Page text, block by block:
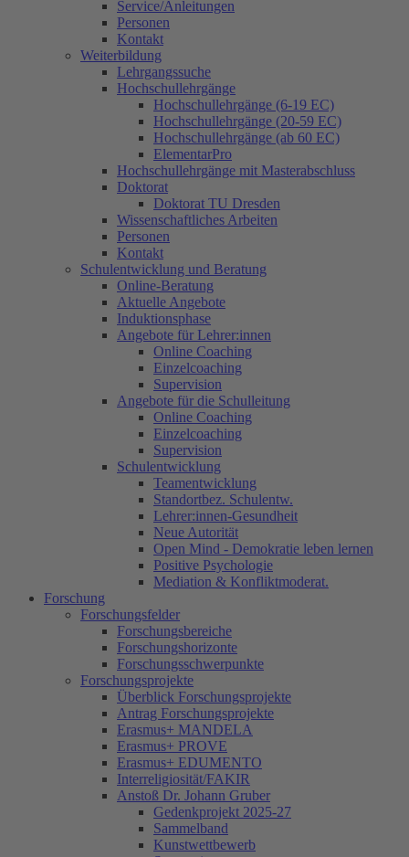
Service/Anleitungen
Personen
Kontakt
Weiterbildung
Lehrgangssuche
Hochschullehrgänge
Hochschullehrgänge (6-19 EC)
Hochschullehrgänge (20-59 EC)
Hochschullehrgänge (ab 60 EC)
ElementarPro
Hochschullehrgänge mit Masterabschluss
Doktorat
Doktorat TU Dresden
Wissenschaftliches Arbeiten
Personen
Kontakt
Schulentwicklung und Beratung
Online-Beratung
Aktuelle Angebote
Induktionsphase
Angebote für Lehrer:innen
Online Coaching
Einzelcoaching
Supervision
Angebote für die Schulleitung
Online Coaching
Einzelcoaching
Supervision
Schulentwicklung
Teamentwicklung
Standortbez. Schulentw.
Lehrer:innen-Gesundheit
Neue Autorität
Open Mind - Demokratie leben lernen
Positive Psychologie
Mediation & Konfliktmoderat.
Forschung
Forschungsfelder
Forschungsbereiche
Forschungshorizonte
Forschungsschwerpunkte
Forschungsprojekte
Überblick Forschungsprojekte
Antrag Forschungsprojekte
Erasmus+ MANDELA
Erasmus+ PROVE
Erasmus+ EDUMENTO
Interreligiosität/FAKIR
Anstoß Dr. Johann Gruber
Gedenkprojekt 2025-27
Sammelband
Kunstwettbewerb